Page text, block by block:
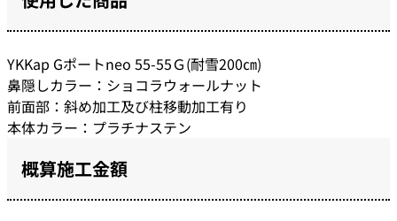
YKKap Gポートneo 55-55Ｇ(耐雪200㎝)
鼻隠しカラー：ショコラウォールナット
前面部：斜め加工及び柱移動加工有り
本体カラー：プラチナステン
概算施工金額